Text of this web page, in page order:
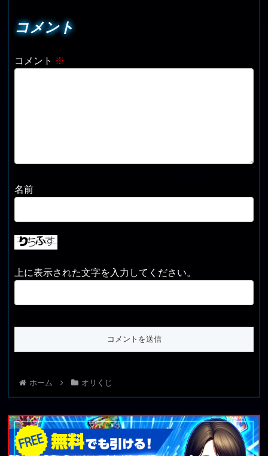
コメント
コメント ※
名前
上に表示された文字を入力してください。
ホーム オリくじ